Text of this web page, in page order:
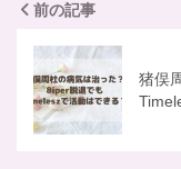
前の記事
猪俣